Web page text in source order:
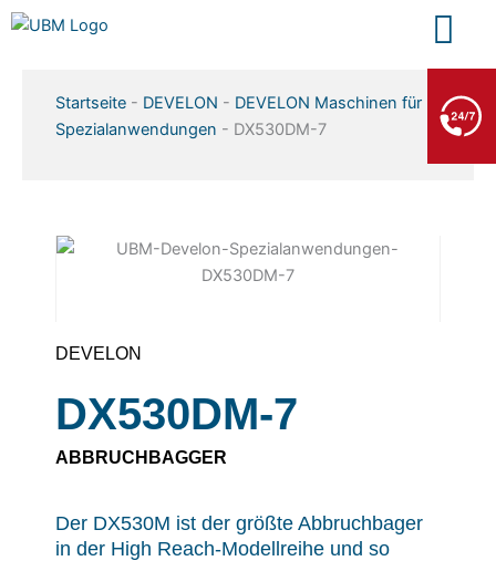
Zum
Inhalt
+49 7552 93665 13
Kein PKW-Service
Startseite - DEVELON - DEVELON Maschinen für
Spezialanwendungen - DX530DM-7
DEVELON
DX530DM-7
ABBRUCHBAGGER
Der DX530M ist der größte Abbruchbager
in der High Reach-Modellreihe und so